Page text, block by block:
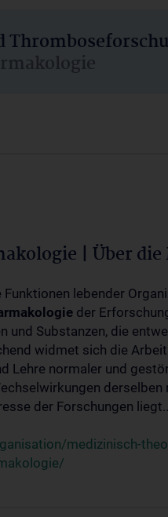
| Über
lebender
der
und Substanzen, die
widmet sich die
Lehre normaler und
derselben
der Forschungen
medizinisch-